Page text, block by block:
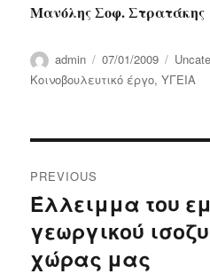
Μανόλης Σοφ. Στρατάκης
Author
admin
Posted
on
07/01/2009
Κοινοβουλευτικό έργο,ΥΓΕΙΑ
navigation
PREVIOUS
Previous
post:
Έλλειμμα του
γεωργικού
χώρας μας